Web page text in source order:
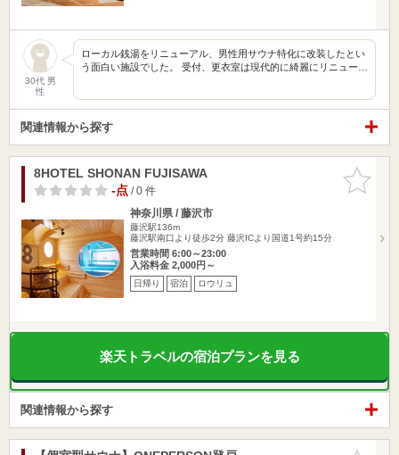
30代 男
性
ローカル銭湯をリニューアル、男性用サウナ特化に改装したとい
う面白い施設でした。 受付、更衣室は現代的に綺麗にリニュー…
関連情報から探す
お気に入
りに追加
8HOTEL SHONAN FUJISAWA
-点/ 0 件
神奈川県 / 藤沢市
藤沢駅136m
藤沢駅南口より徒歩2分 藤沢ICより国道1号約15分
営業時間 6:00～23:00
入浴料金 2,000円～
日帰り 宿泊 ロウリュ
楽天トラベルの宿泊プランを見る
関連情報から探す